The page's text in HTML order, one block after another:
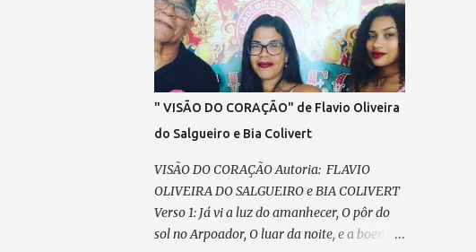
PRECONCEITO! A LEI MAIOR TRIUNFAR O
PAIS EM HARMONIA, VIVER, DE TODO, A
CIDADANIA VEM PRA RUA, VEM LUTAR,
NOSSA VOZ VAI ECOAR!, LIBERDADE ... É O
NOSSO CHÃO , (refrão final – em coro)
REFRÃO... ASPIRAÇÃO DESSA NAÇÃO...
" VISÃO DO CORAÇÃO" de Flavio Oliveira
do Salgueiro e Bia Colivert
VISÃO DO CORAÇÃO Autoria: FLAVIO
OLIVEIRA DO SALGUEIRO e BIA COLIVERT
Verso 1: Já vi a luz do amanhecer, O pôr do
sol no Arpoador, O luar da noite, e a boemia,